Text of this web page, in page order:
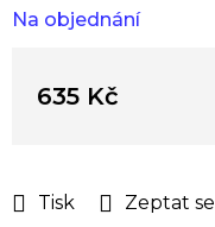
Na objednání
Tisk Zeptat se
635 Kč